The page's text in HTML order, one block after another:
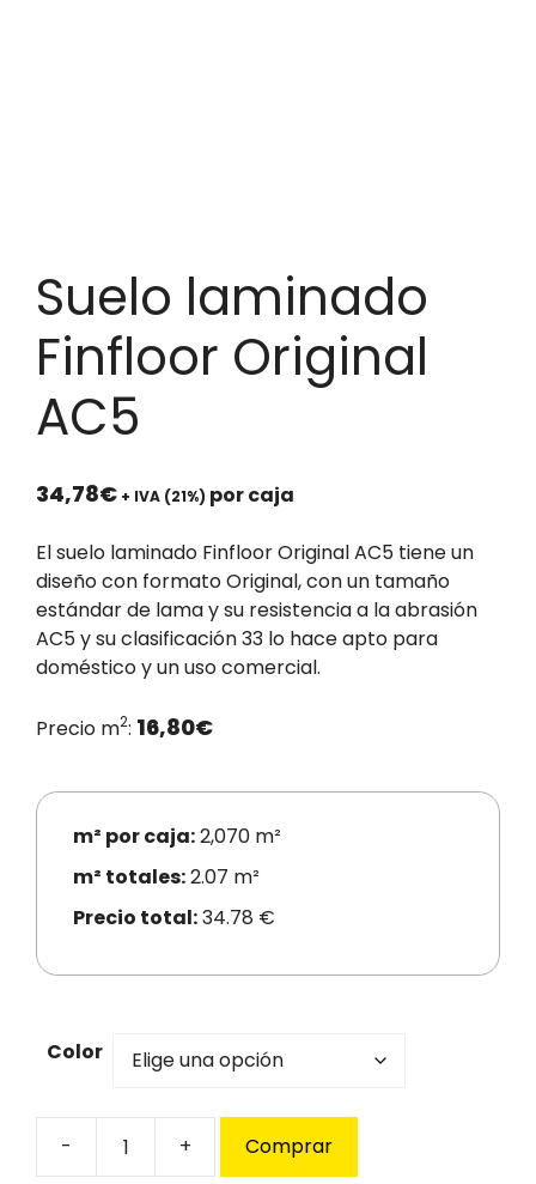
Suelo laminado
Finfloor Original
AC5
34,78€ + IVA (21%) por caja
El suelo laminado Finfloor Original AC5 tiene un
diseño con formato Original, con un tamaño
estándar de lama y su resistencia a la abrasión
AC5 y su clasificación 33 lo hace apto para
doméstico y un uso comercial.
Precio m2: 16,80€
m² por caja:2,070 m²
m² totales:2.07 m²
Precio total:34.78 €
Color
SueloComprar